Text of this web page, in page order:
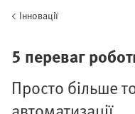
Інновації
5 переваг
Просто більше